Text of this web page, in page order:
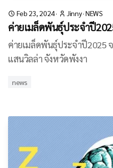
Feb 23, 2024· Jinny·NEWS
ค่ายเมล็ดพันธุ์ประจำปี
ค่ายเมล็ดพันธุ์ประจำปี2025
แสนวิลล่า จังหวัดพังงา
news